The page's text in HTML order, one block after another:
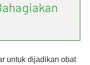
untuk dijadikan obat